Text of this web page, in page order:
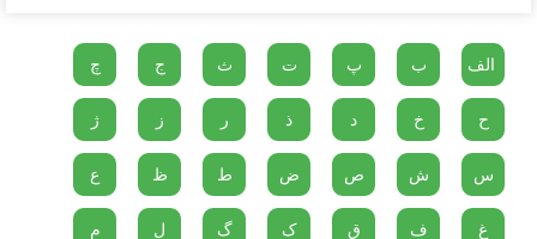
الف ب پ ت ث ج چ
ح خ د ذ ر ز ژ
س ش ص ض ط ظ ع
غ ف ق ک گ ل م